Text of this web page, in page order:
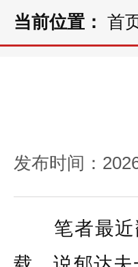
当前位置： 首
发布时间：
笔者最近